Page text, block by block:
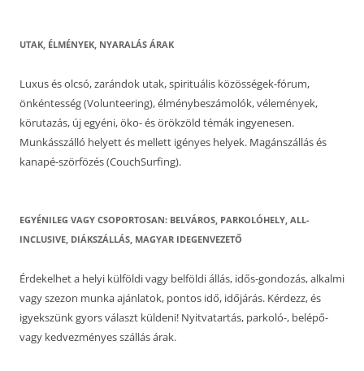
UTAK, ÉLMÉNYEK, NYARALÁS ÁRAK
Luxus és olcsó, zarándok utak, spirituális közösségek-fórum,
önkéntesség (Volunteering), élménybeszámolók, vélemények,
körutazás, új egyéni, öko- és örökzöld témák ingyenesen.
Munkásszálló helyett és mellett igényes helyek. Magánszállás és
kanapé-szörfözés (CouchSurfing).
EGYÉNILEG VAGY CSOPORTOSAN: BELVÁROS, PARKOLÓHELY, ALL-
INCLUSIVE, DIÁKSZÁLLÁS, MAGYAR IDEGENVEZETŐ
Érdekelhet a helyi külföldi vagy belföldi állás, idős-gondozás, alkalmi
vagy szezon munka ajánlatok, pontos idő, időjárás. Kérdezz, és
igyekszünk gyors választ küldeni! Nyitvatartás, parkoló-, belépő-
vagy kedvezményes szállás árak.